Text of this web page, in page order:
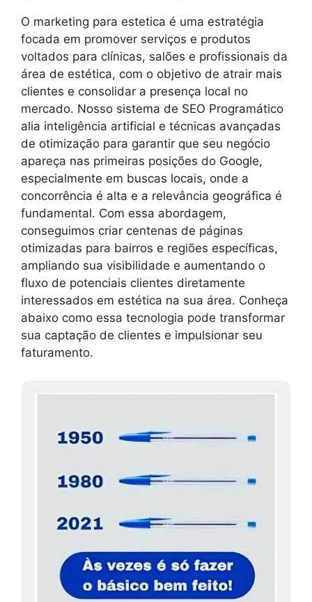
O marketing para estetica é uma estratégia
focada em promover serviços e produtos
voltados para clínicas, salões e profissionais da
área de estética, com o objetivo de atrair mais
clientes e consolidar a presença local no
mercado. Nosso sistema de SEO Programático
alia inteligência artificial e técnicas avançadas
de otimização para garantir que seu negócio
apareça nas primeiras posições do Google,
especialmente em buscas locais, onde a
concorrência é alta e a relevância geográfica é
fundamental. Com essa abordagem,
conseguimos criar centenas de páginas
otimizadas para bairros e regiões específicas,
ampliando sua visibilidade e aumentando o
fluxo de potenciais clientes diretamente
interessados em estética na sua área. Conheça
abaixo como essa tecnologia pode transformar
sua captação de clientes e impulsionar seu
faturamento.